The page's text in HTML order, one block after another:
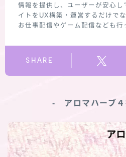
情報を提供し、ユーザーが安心し
イトをUX構築・運営するだけで
お仕事配信やゲーム配信なども行
SHARE
‐ アロマハーブ